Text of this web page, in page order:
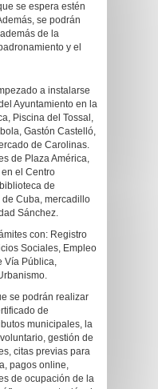
se espera estén
se podrán
de la
y el
a instalarse
Ayuntamiento en la
Piscina del Tossal,
Gastón Castelló,
de Carolinas.
de Plaza América,
el Centro
de
Cuba, mercadillo
Sánchez.
con: Registro
Sociales, Empleo
Vía Pública,
se podrán realizar
de
municipales, la
gestión de
citas previas para
pagos online,
de ocupación de la